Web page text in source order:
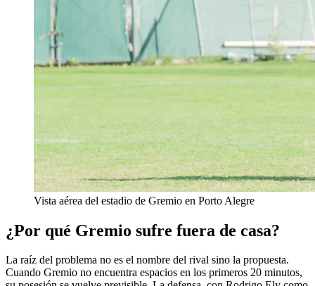
Vista aérea del estadio de Gremio en Porto Alegre
¿Por qué Gremio sufre fuera de casa?
La raíz del problema no es el nombre del rival sino la propuesta.
Cuando Gremio no encuentra espacios en los primeros 20 minutos,